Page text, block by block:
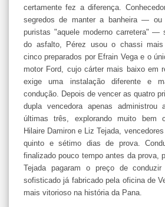
certamente fez a diferença.
segredos de manter a banheira — ou
puristas "aquele moderno carretera" —
do asfalto, Pérez usou o chassi
cinco preparados por Efrain Vega e o
motor Ford, cujo cárter mais baixo em
exige uma instalação diferente e
condução. Depois de vencer as quatro
dupla vencedora apenas administrou
últimas três, explorando muito bem
Hilaire Damiron e Liz Tejada,
quinto e sétimo dias de prova.
finalizado pouco tempo antes da prova,
Tejada pagaram o preço de
sofisticado já fabricado pela oficina de
mais vitorioso na história da Pana.